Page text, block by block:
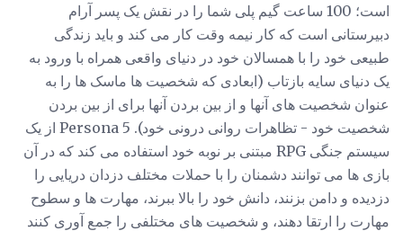
است؛ 100 ساعت گیم پلی شما را در نقش یک پسر آرام
دبیرستانی است که کار نیمه وقت کار می کند و باید زندگی
طبیعی خود را با همسالان خود در دنیای واقعی همراه با ورود به
یک دنیای سایه بازتاب (ابعادی که شخصیت ها ماسک ها را به
عنوان شخصیت های آنها و از بین بردن آنها برای از بین بردن
شخصیت خود - تظاهرات روانی درونی خود). Persona 5 از یک
سیستم جنگی RPG مبتنی بر نوبه خود استفاده می کند که در آن
بازی ها می توانند دشمنان را با حملات مختلف دزدان دریایی را
دزدیده و دامن بزنند، دانش خود را بالا ببرند، مهارت ها و سطوح
مهارت را ارتقا دهند، و شخصیت های مختلفی را جمع آوری کنند